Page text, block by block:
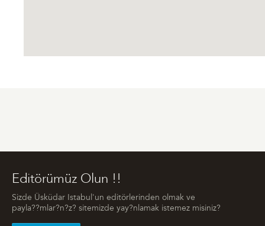
Editörümüz Olun !!
Sizde Üsküdar Istabul'un editörlerinden olmak ve
payla??mlar?n?z? sitemizde yay?nlamak istemez misiniz?